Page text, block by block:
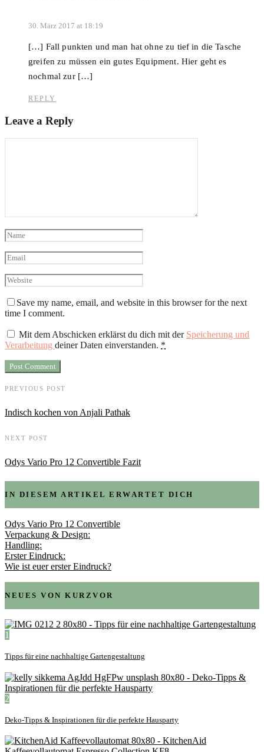
30. März 2017 at 18:19
[…] Fall punkten und man hat ohne zu tief in die Tasche
greifen zu müssen ein gutes Equipment. Hier geht es
nochmal zur […]
REPLY
Leave a Reply
Save my name, email, and website in this browser for the next
time I comment.
Mit dem Abschicken erklärst du dich mit der Speicherung und
Verarbeitung deiner Daten einverstanden. *
PREVIOUS POST
Indisch kochen von Anjali Pathak
NEXT POST
Odys Vario Pro 12 Convertible Fazit
IN DIESEM ARTIKEL ERWARTET DICH
Odys Vario Pro 12 Convertible
Verpackung & Design:
Handling:
Erster Eindruck:
Wie ist euer erster Eindruck?
NEUES VON KURZVOR
1
Tipps für eine nachhaltige Gartengestaltung
2
Deko-Tipps & Inspirationen für die perfekte Hausparty